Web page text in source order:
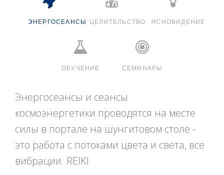
ЭНЕРГОСЕАНСЫ ЦЕЛИТЕЛЬСТВО ЯСНОВИДЕНИЕ
ОБУЧЕНИЕ СЕМИНАРЫ
Энергосеансы и сеансы
космоэнергетики проводятся на месте
силы в портале на шунгитовом столе -
это работа с потоками цвета и света, все
вибрации. REIKI